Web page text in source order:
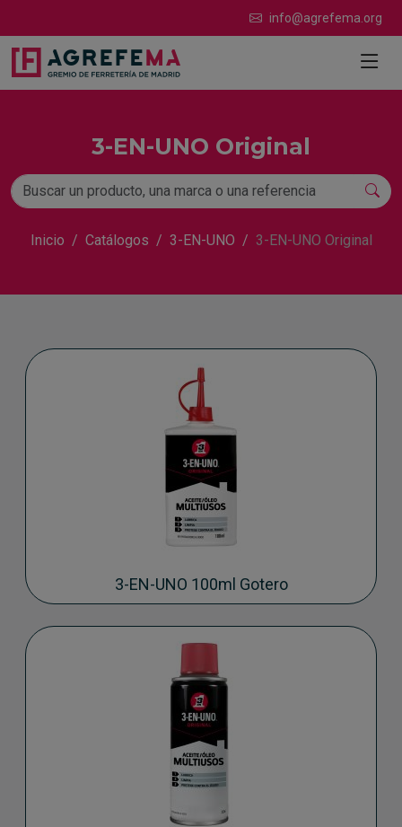
info@agrefema.org
3-EN-UNO Original
Inicio Catálogos 3-EN-UNO 3-EN-UNO Original
3-EN-UNO 100ml Gotero